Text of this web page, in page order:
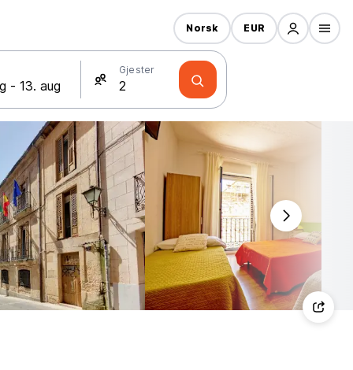
Gjester
Norsk EUR